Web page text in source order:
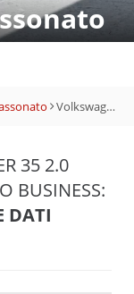
Volkswagen Crafter 35 2.0 BiTDI 177CV PM-DC Cabinato Business
35 2.0
BUSINESS:
DATI